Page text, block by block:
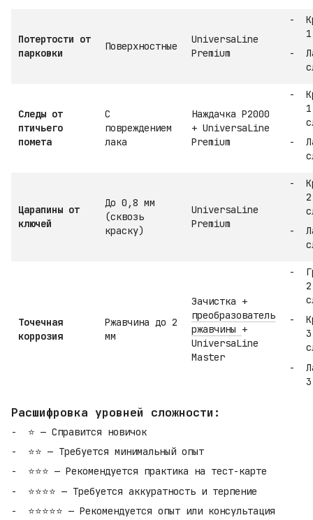
Потертости от
парковки
Поверхностные
UniversaLine
Premium
Следы от
птичьего
помета
С
повреждением
лака
Наждачка P2000
+ UniversaLine
Premium
Царапины от
ключей
До 0,8 мм
(сквозь
краску)
UniversaLine
Premium
Точечная
коррозия
Ржавчина до 2
мм
Зачистка +
преобразователь
ржавчины +
UniversaLine
Master
Расшифровка уровней сложности:
⭐ — Справится новичок
⭐⭐ — Требуется минимальный опыт
⭐⭐⭐ — Рекомендуется практика на тест-карте
⭐⭐⭐⭐ — Требуется аккуратность и терпение
⭐⭐⭐⭐⭐ — Рекомендуется опыт или консультация